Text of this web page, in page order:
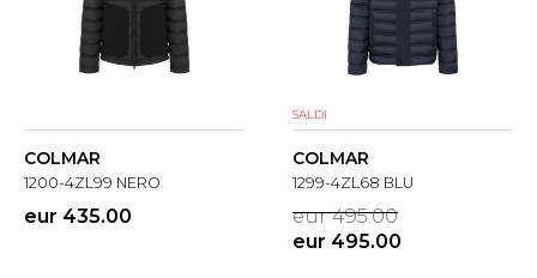
COLMAR
1200-4ZL99 NERO
eur 435.00
SALDI
COLMAR
1299-4ZL68 BLU
eur 495.00
eur 495.00